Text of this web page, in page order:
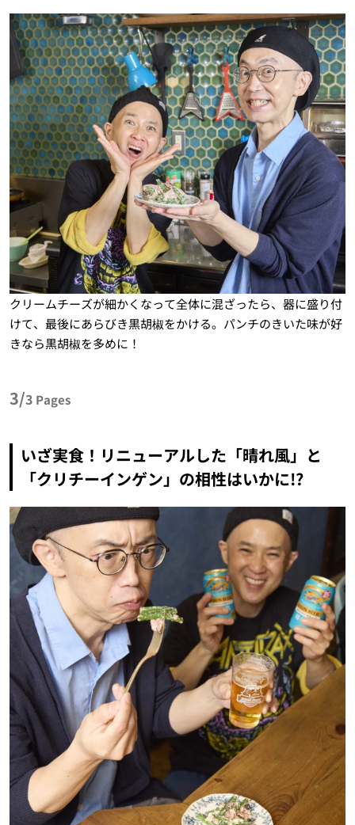
クリームチーズが細かくなって全体に混ざったら、器に盛り付
けて、最後にあらびき黒胡椒をかける。パンチのきいた味が好
きなら黒胡椒を多めに！
3/3 Pages
いざ実食！リニューアルした「晴れ風」と
「クリチーインゲン」の相性はいかに!?